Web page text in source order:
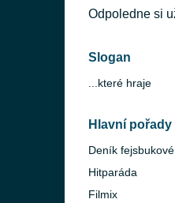
Mr. Vain
Culture
Odpoledne si
Slogan
...které hraje
Hlavní pořady
Deník
Hitparáda
Filmix